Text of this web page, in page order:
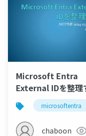
Microsoft Entra
External IDを整理
microsoftentra
chaboon